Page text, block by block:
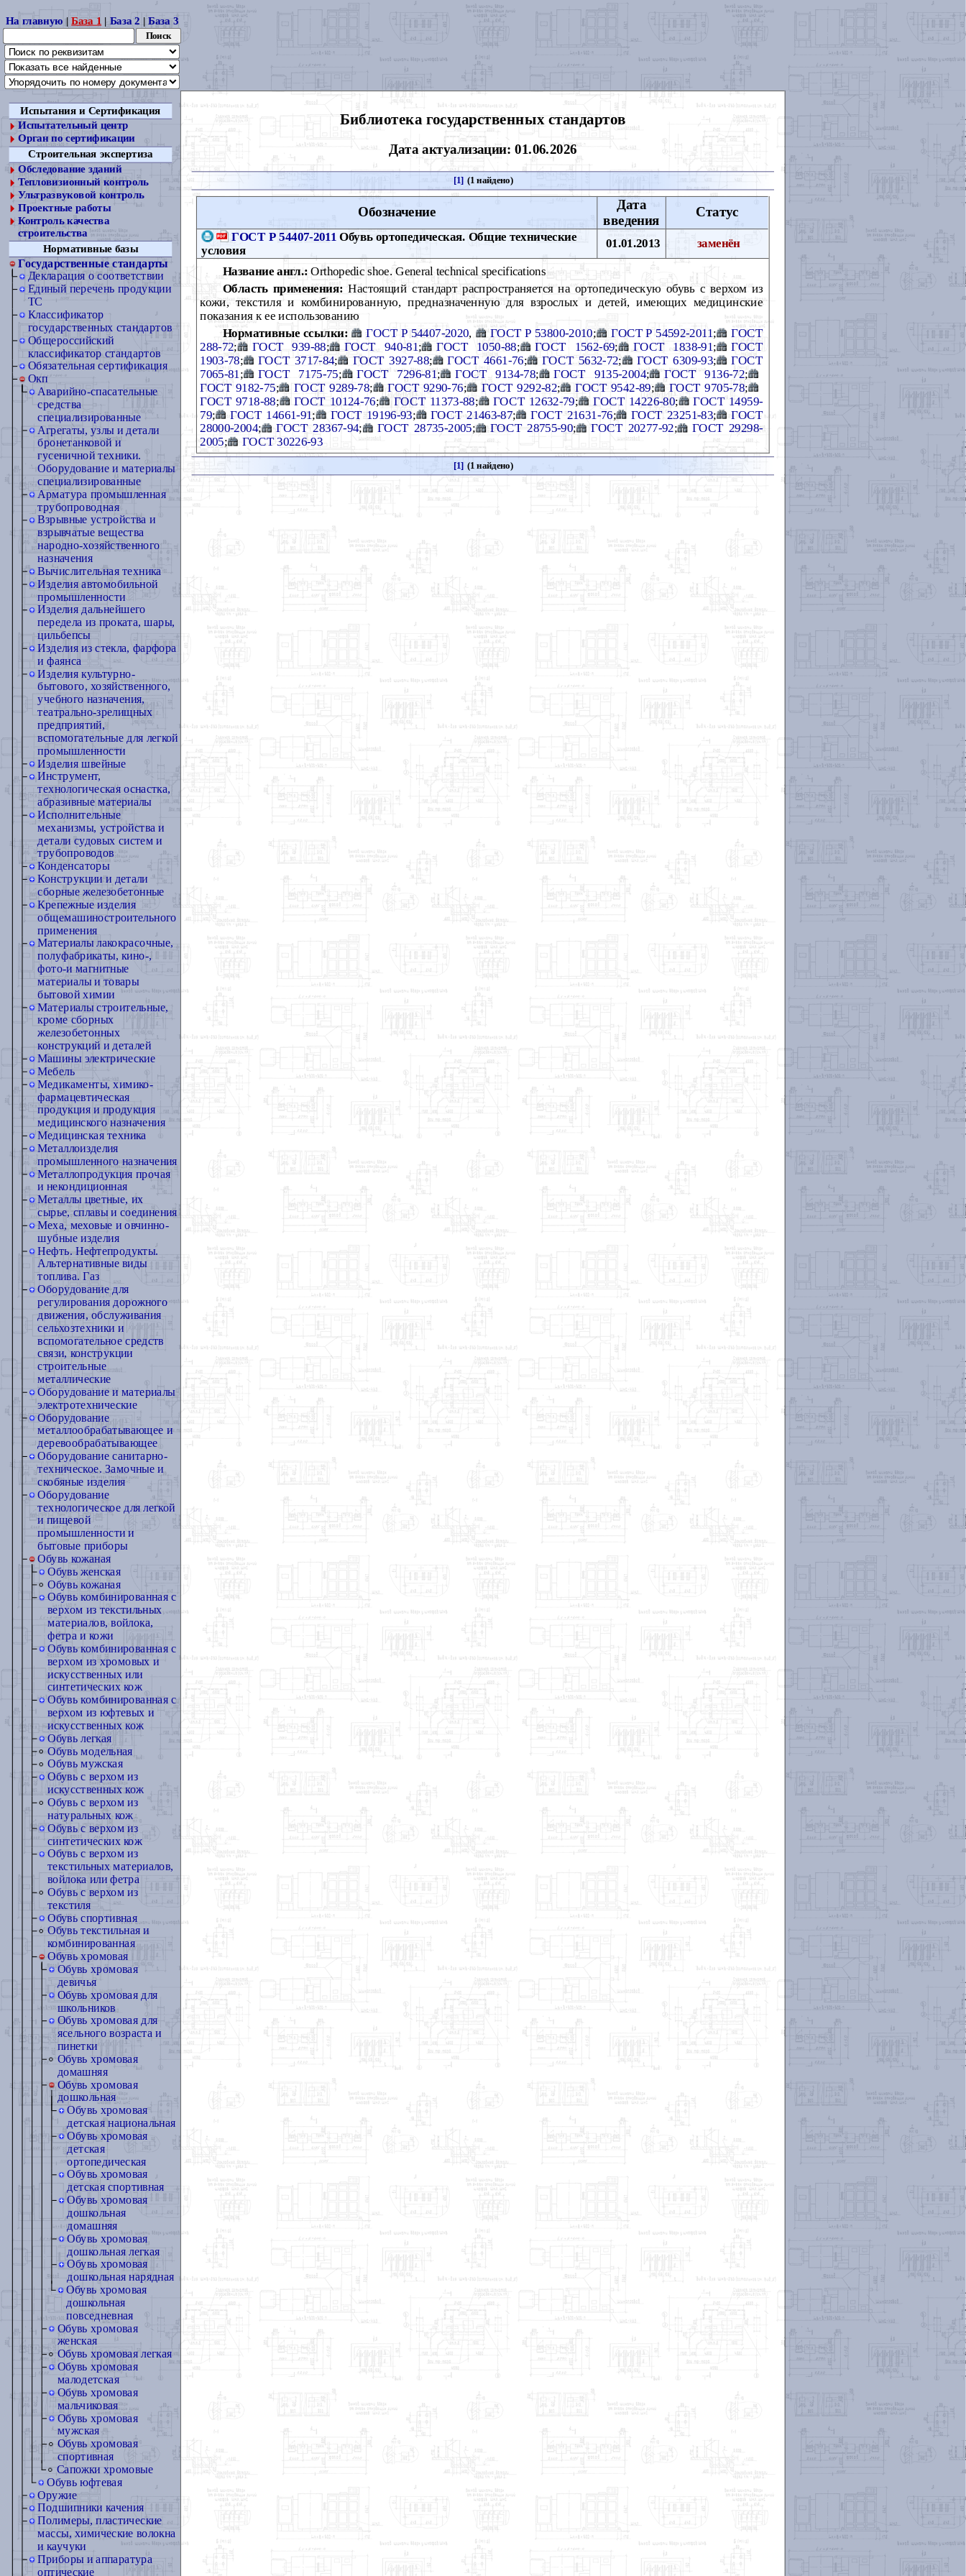
На главную |База 1 | База 2 |База 3
Испытания и Сертификация
Испытательный центр
Орган по сертификации
Строительная экспертиза
Обследование зданий
Тепловизионный контроль
Ультразвуковой контроль
Проектные работы
Контроль качества
строительства
Нормативные базы
Государственные стандарты
Декларация о соответствии
Единый перечень продукции
ТС
Классификатор
государственных стандартов
Общероссийский
классификатор стандартов
Обязательная сертификация
Окп
Аварийно-спасательные
средства
специализированные
Агрегаты, узлы и детали
бронетанковой и
гусеничной техники.
Оборудование и материалы
специализированные
Арматура промышленная
трубопроводная
Взрывные устройства и
взрывчатые вещества
народно-хозяйственного
назначения
Вычислительная техника
Изделия автомобильной
промышленности
Изделия дальнейшего
передела из проката, шары,
цильбепсы
Изделия из стекла, фарфора
и фаянса
Изделия культурно-
бытового, хозяйственного,
учебного назначения,
театрально-зрелищных
предприятий,
вспомогательные для легкой
промышленности
Изделия швейные
Инструмент,
технологическая оснастка,
абразивные материалы
Исполнительные
механизмы, устройства и
детали судовых систем и
трубопроводов
Конденсаторы
Конструкции и детали
сборные железобетонные
Крепежные изделия
общемашиностроительного
применения
Материалы лакокрасочные,
полуфабрикаты, кино-,
фото-и магнитные
материалы и товары
бытовой химии
Материалы строительные,
кроме сборных
железобетонных
конструкций и деталей
Машины электрические
Мебель
Медикаменты, химико-
фармацевтическая
продукция и продукция
медицинского назначения
Медицинская техника
Металлоизделия
промышленного назначения
Металлопродукция прочая
и некондиционная
Металлы цветные, их
сырье, сплавы и соединения
Меха, меховые и овчинно-
шубные изделия
Нефть. Нефтепродукты.
Альтернативные виды
топлива. Газ
Оборудование для
регулирования дорожного
движения, обслуживания
сельхозтехники и
вспомогательное средств
связи, конструкции
строительные
металлические
Оборудование и материалы
электротехнические
Оборудование
металлообрабатывающее и
деревообрабатывающее
Оборудование санитарно-
техническое. Замочные и
скобяные изделия
Оборудование
технологическое для легкой
и пищевой
промышленности и
бытовые приборы
Обувь кожаная
Обувь женская
Обувь кожаная
Обувь комбинированная с
верхом из текстильных
материалов, войлока,
фетра и кожи
Обувь комбинированная с
верхом из хромовых и
искусственных или
синтетических кож
Обувь комбинированная с
верхом из юфтевых и
искусственных кож
Обувь легкая
Обувь модельная
Обувь мужская
Обувь с верхом из
искусственных кож
Обувь с верхом из
натуральных кож
Обувь с верхом из
синтетических кож
Обувь с верхом из
текстильных материалов,
войлока или фетра
Обувь с верхом из
текстиля
Обувь спортивная
Обувь текстильная и
комбинированная
Обувь хромовая
Обувь хромовая
девичья
Обувь хромовая для
школьников
Обувь хромовая для
ясельного возраста и
пинетки
Обувь хромовая
домашняя
Обувь хромовая
дошкольная
Обувь хромовая
детская национальная
Обувь хромовая
детская
ортопедическая
Обувь хромовая
детская спортивная
Обувь хромовая
дошкольная
домашняя
Обувь хромовая
дошкольная легкая
Обувь хромовая
дошкольная нарядная
Обувь хромовая
дошкольная
повседневная
Обувь хромовая
женская
Обувь хромовая легкая
Обувь хромовая
малодетская
Обувь хромовая
мальчиковая
Обувь хромовая
мужская
Обувь хромовая
спортивная
Сапожки хромовые
Обувь юфтевая
Оружие
Подшипники качения
Полимеры, пластические
массы, химические волокна
и каучуки
Приборы и аппаратура
оптические
Библиотека государственных стандартов
Дата актуализации: 01.06.2026
[1] (1 найдено)
Обозначение
Дата
введения
Статус
ГОСТ Р 54407-2011 Обувь ортопедическая. Общие технические
условия
01.01.2013 заменён
Название англ.: Orthopedic shoe. General technical specifications
Область применения: Настоящий стандарт распространяется на ортопедическую обувь с верхом из
кожи, текстиля и комбинированную, предназначенную для взрослых и детей, имеющих медицинские
показания к ее использованию
Нормативные ссылки:
ГОСТ Р 54407-2020, ГОСТ Р 53800-2010; ГОСТ Р 54592-2011;
ГОСТ
288-72; ГОСТ 939-88; ГОСТ 940-81; ГОСТ 1050-88; ГОСТ 1562-69; ГОСТ 1838-91; ГОСТ
1903-78; ГОСТ 3717-84; ГОСТ 3927-88; ГОСТ 4661-76; ГОСТ 5632-72; ГОСТ 6309-93; ГОСТ
7065-81 ; ГОСТ 7175-75; ГОСТ 7296-81; ГОСТ 9134-78; ГОСТ 9135-2004; ГОСТ 9136-72;
ГОСТ 9182-75; ГОСТ 9289-78; ГОСТ 9290-76; ГОСТ 9292-82; ГОСТ 9542-89; ГОСТ 9705-78;
ГОСТ 9718-88; ГОСТ 10124-76; ГОСТ 11373-88; ГОСТ 12632-79; ГОСТ 14226-80;
ГОСТ 14959-
79; ГОСТ 14661-91; ГОСТ 19196-93; ГОСТ 21463-87; ГОСТ 21631-76; ГОСТ 23251-83;
ГОСТ
28000-2004; ГОСТ 28367-94; ГОСТ 28735-2005; ГОСТ 28755-90; ГОСТ 20277-92; ГОСТ 29298-
2005; ГОСТ 30226-93
[1] (1 найдено)